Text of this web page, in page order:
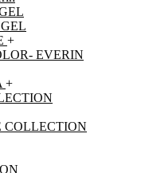
+
EVERIN
+
COLLECTION